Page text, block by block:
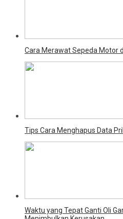
Cara Merawat Sepeda Motor
Tips Cara Menghapus Data
Waktu yang Tepat Ganti Oli